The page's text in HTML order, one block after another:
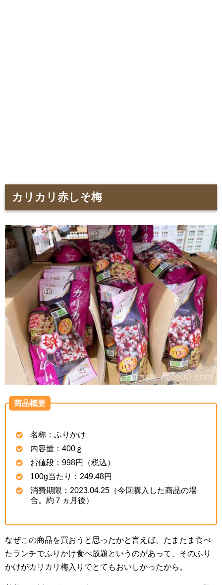
カリカリ赤しそ梅
商品概要
名称：ふりかけ
内容量：400ｇ
お値段：998円（税込）
100g当たり：249.48円
消費期限：2023.04.25（今回購入した商品の場
合。約７ヵ月後）
なぜこの商品を買おうと思ったかと言えば、たまたま食べ
たランチでふりかけ食べ放題というのがあって、そのふり
かけがカリカリ梅入りでとてもおいしかったから。